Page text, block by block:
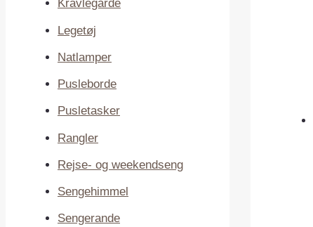
Kravlegårde
Legetøj
Natlamper
Pusleborde
Pusletasker
Rangler
Rejse- og weekendseng
Sengehimmel
Sengerande